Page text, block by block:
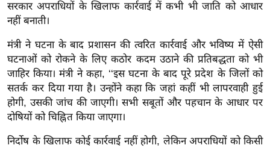
र्ल्ड
न्यू
ज
ब्री
फ
म
नो
रं
ज
सरकार अपराधियों के खिलाफ कार्रवाई में कभी भी जाति को आधार
नहीं बनाती।
मंत्री ने घटना के बाद प्रशासन की त्वरित कार्रवाई और भविष्य में ऐसी
घटनाओं को रोकने के लिए कठोर कदम उठाने की प्रतिबद्धता को भी
जाहिर किया। मंत्री ने कहा, ‘‘इस घटना के बाद पूरे प्रदेश के जिलों को
सतर्क कर दिया गया है। उन्होंने कहा कि जहां कहीं भी लापरवाही हुई
होगी, उसकी जांच की जाएगी। सभी सबूतों और पहचान के आधार पर
दोषियों को चिह्नित किया जाएगा।
निर्दोष के खिलाफ कोई कार्रवाई नहीं होगी, लेकिन अपराधियों को किसी